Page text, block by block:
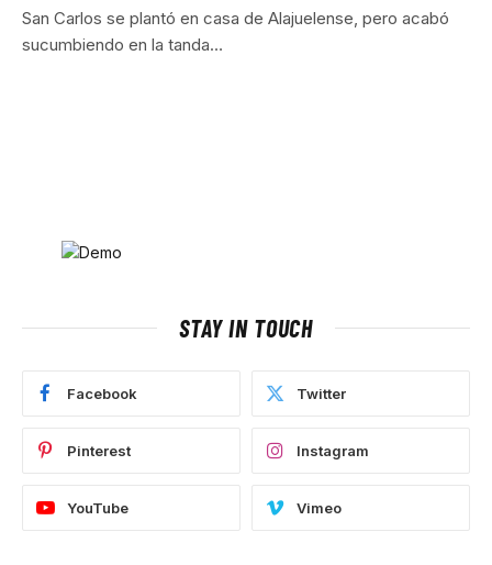
San Carlos se plantó en casa de Alajuelense, pero acabó
sucumbiendo en la tanda…
STAY IN TOUCH
Facebook Twitter
Pinterest Instagram
YouTube Vimeo